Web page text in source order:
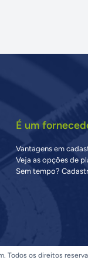
É um
Vantagens em
Veja as opções de
Sem tempo?
Todos os direitos